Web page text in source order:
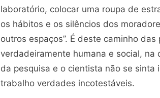
laboratório, colocar uma roupa de
os hábitos e os silêncios dos
outros espaços”. É deste caminho
verdadeiramente humana e social,
da pesquisa e o cientista não se
trabalho verdades incotestáveis.